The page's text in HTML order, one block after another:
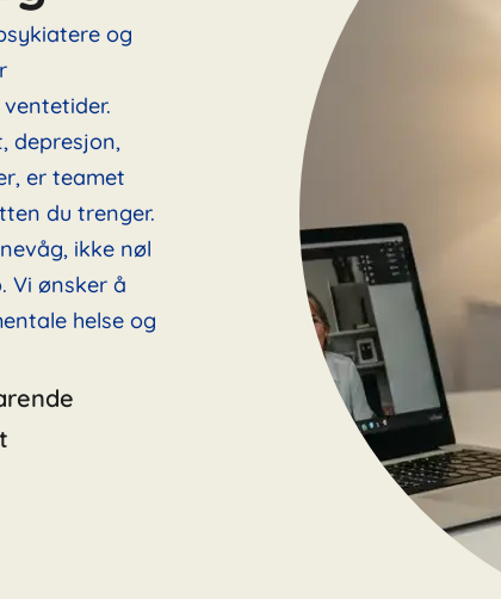
og
depresjon,
er teamet
du trenger.
ikke nøl
Vi ønsker å
helse og